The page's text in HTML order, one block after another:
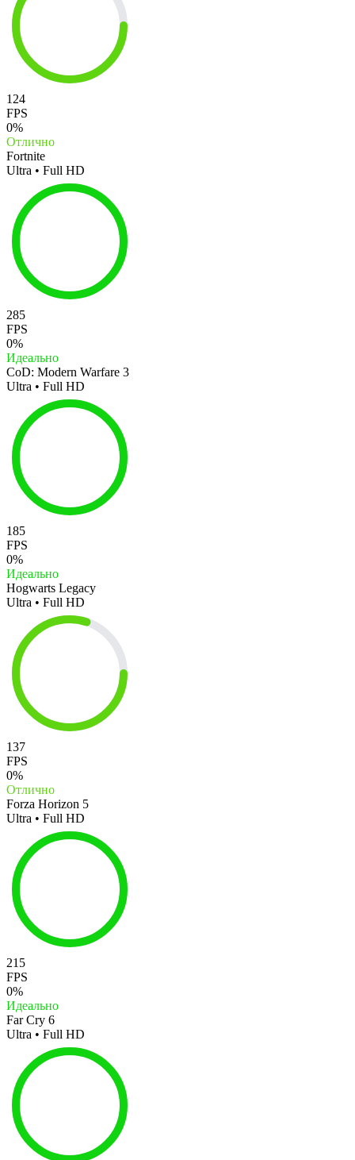
124
FPS
0%
Отлично
Fortnite
Ultra • Full HD
285
FPS
0%
Идеально
CoD: Modern Warfare 3
Ultra • Full HD
185
FPS
0%
Идеально
Hogwarts Legacy
Ultra • Full HD
137
FPS
0%
Отлично
Forza Horizon 5
Ultra • Full HD
215
FPS
0%
Идеально
Far Cry 6
Ultra • Full HD